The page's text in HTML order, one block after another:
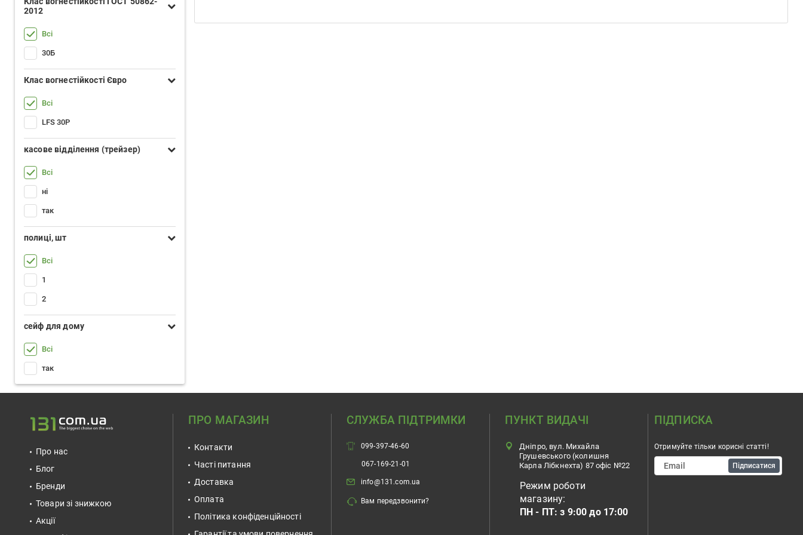
2012
Всі
30Б
Клас вогнестійкості Євро
Всі
LFS 30P
касове відділення (трейзер)
Всі
ні
так
полиці, шт
Всі
1
2
сейф для дому
Всі
так
Про нас
Блог
Бренди
Товари зі знижкою
Акції
ПРО МАГАЗИН
Контакти
Часті питання
Доставка
Оплата
Політика конфіденційності
СЛУЖБА ПІДТРИМКИ
099-397-46-60
067-169-21-01
info@131.com.ua
Вам передзвонити?
ПУНКТ ВИДАЧІ
Дніпро, вул. Михайла
Грушевського (колишня
Карла Лібкнехта) 87 офіс №22
Режим роботи
магазину:
ПН - ПТ: з 9:00 до 17:00
ПІДПИСКА
Отримуйте тільки корисні статті!
Підписатися